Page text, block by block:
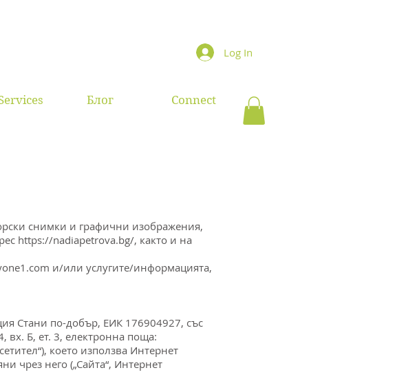
Log In
Блог Connect
снимки и графични изображения,
https://nadiapetrova.bg/, както и на
и/или услугите/информацията,
Стани по-добър, ЕИК 176904927, със
вх. Б, ет. 3, електронна поща:
което използва Интернет
чрез него („Сайта“, Интернет